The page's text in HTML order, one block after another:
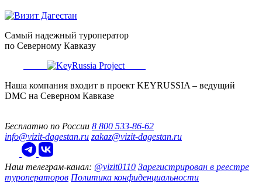
Самый надежный туроператор
по Северному Кавказу
Наша компания входит в проект KEYRUSSIA – ведущий
DMC на Северном Кавказе
Бесплатно по России 8 800 533-86-62
info@vizit-dagestan.ru zakaz@vizit-dagestan.ru
Наш телеграм‑канал: @vizit0110 Зарегистрирован в реестре
туроператоров Политика конфиденциальности